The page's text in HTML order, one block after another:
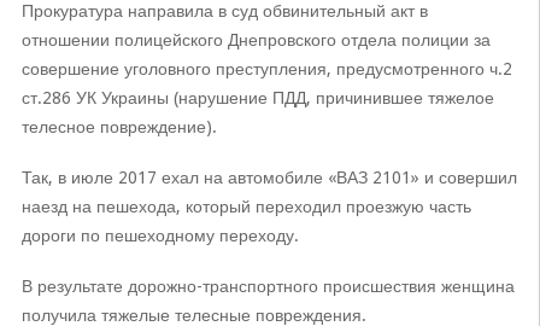
Прокуратура направила в суд обвинительный акт в
отношении полицейского Днепровского отдела полиции за
совершение уголовного преступления, предусмотренного ч.2
ст.286 УК Украины (нарушение ПДД, причинившее тяжелое
телесное повреждение).
Так, в июле 2017 ехал на автомобиле «ВАЗ 2101» и совершил
наезд на пешехода, который переходил проезжую часть
дороги по пешеходному переходу.
В результате дорожно-транспортного происшествия женщина
получила тяжелые телесные повреждения.